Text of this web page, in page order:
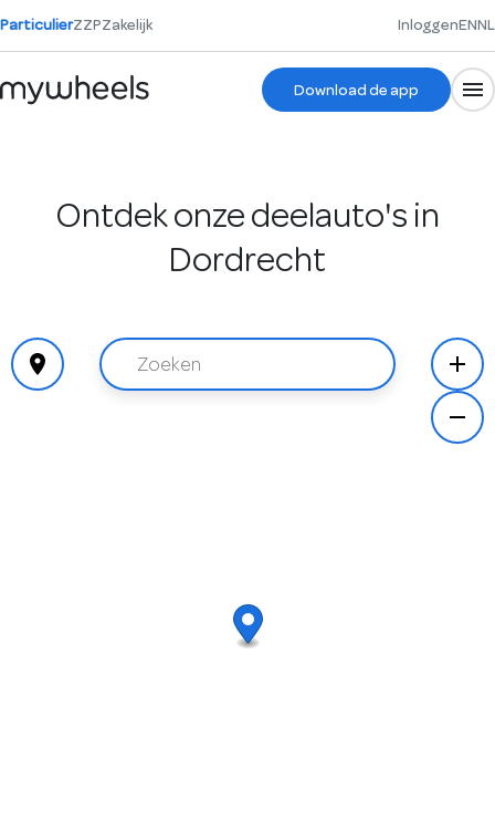
ParticulierZZPZakelijk InloggenENNL
Download de app
Ontdek onze deelauto's in
Dordrecht